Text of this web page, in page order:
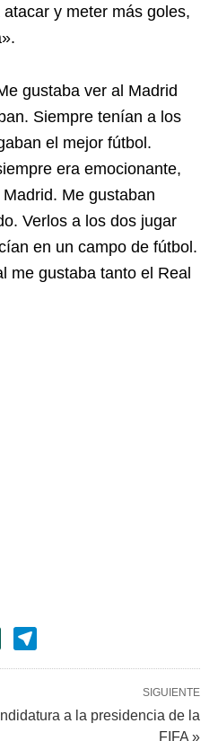
y meter más goles,
gustaba ver al Madrid
Siempre tenían a los
el mejor fútbol.
era emocionante,
Me gustaban
Verlos a los dos jugar
en un campo de fútbol.
me gustaba tanto el Real
SIGUIENTE
a la presidencia de la
FIFA »